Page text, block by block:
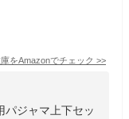
をAmazonでチェック >>
パジャマ上下セッ